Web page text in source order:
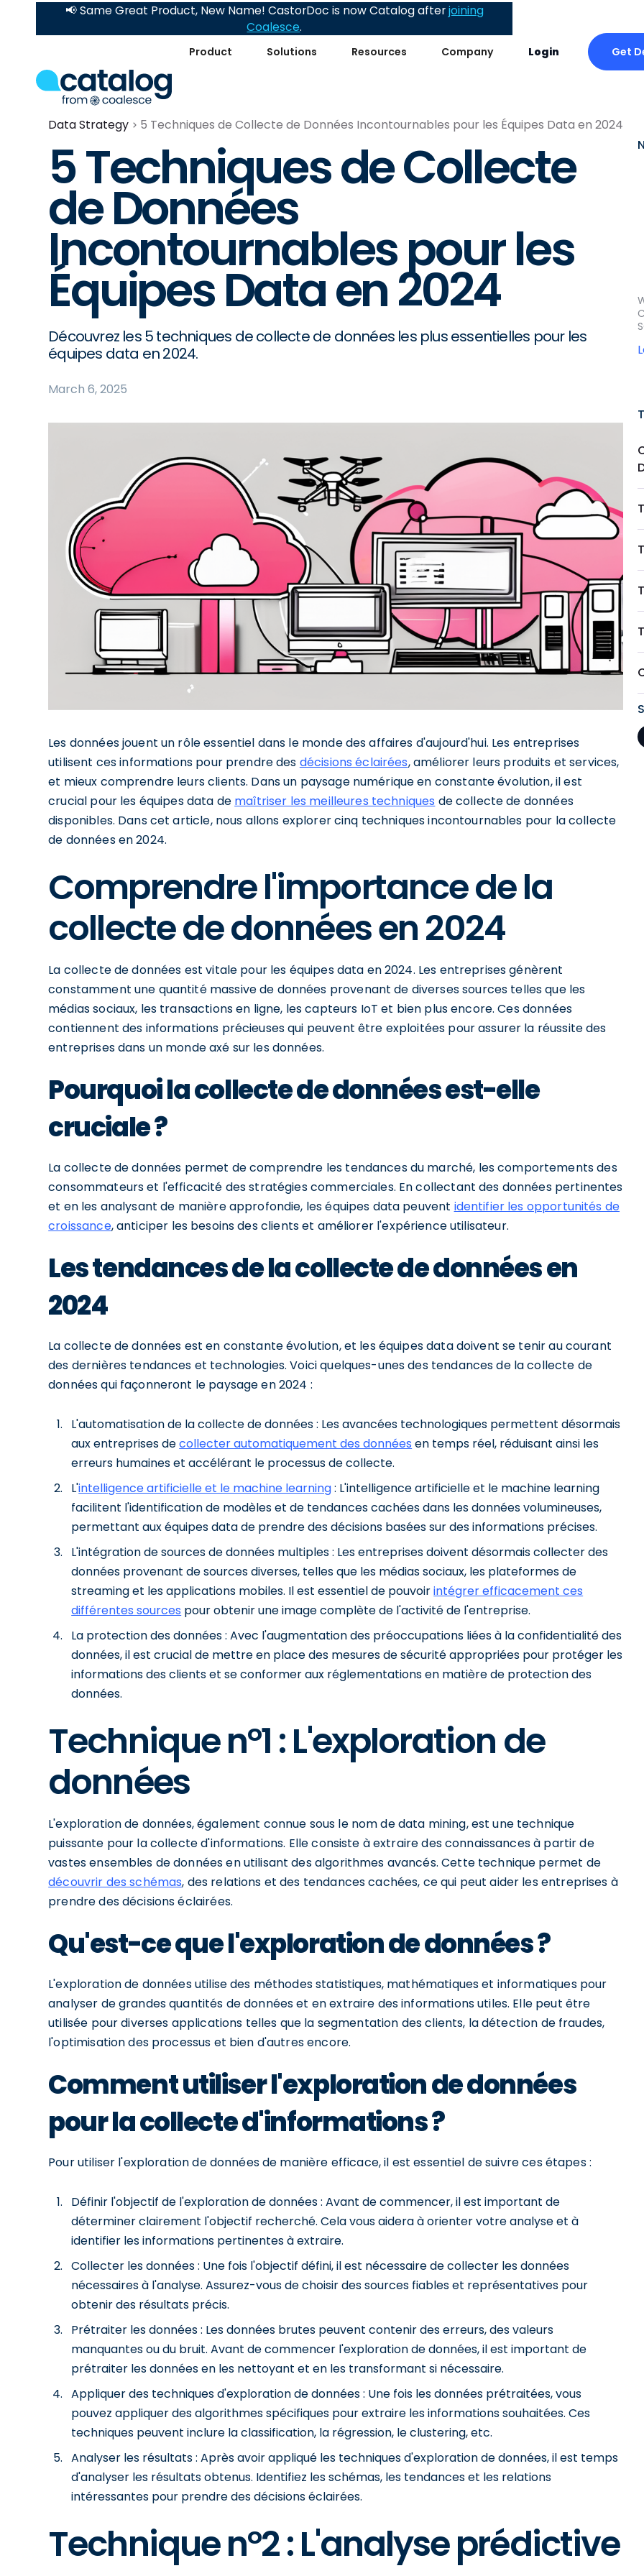
Product Solutions Resources Company Login Get
📢 Same Great Product, New Name! CastorDoc is now Catalog afterjoining
Coalesce.
Data Strategy 5 Techniques de Collecte de Données Incontournables pour les Équipes Data en 2024
5 Techniques de Collecte
de Données
Incontournables pour les
Équipes Data en 2024
Découvrez les 5 techniques de collecte de données les plus essentielles pour les
équipes data en 2024.
March 6, 2025
Les données jouent un rôle essentiel dans le monde des affaires d'aujourd'hui. Les entreprises
utilisent ces informations pour prendre des décisions éclairées, améliorer leurs produits et services,
et mieux comprendre leurs clients. Dans un paysage numérique en constante évolution, il est
crucial pour les équipes data de maîtriser les meilleures techniques de collecte de données
disponibles. Dans cet article, nous allons explorer cinq techniques incontournables pour la collecte
de données en 2024.
Comprendre l'importance de la
collecte de données en 2024
La collecte de données est vitale pour les équipes data en 2024. Les entreprises génèrent
constamment une quantité massive de données provenant de diverses sources telles que les
médias sociaux, les transactions en ligne, les capteurs IoT et bien plus encore. Ces données
contiennent des informations précieuses qui peuvent être exploitées pour assurer la réussite des
entreprises dans un monde axé sur les données.
Pourquoi la collecte de données est-elle
cruciale ?
La collecte de données permet de comprendre les tendances du marché, les comportements des
consommateurs et l'efficacité des stratégies commerciales. En collectant des données pertinentes
et en les analysant de manière approfondie, les équipes data peuvent identifier les opportunités de
croissance, anticiper les besoins des clients et améliorer l'expérience utilisateur.
Les tendances de la collecte de données en
2024
La collecte de données est en constante évolution, et les équipes data doivent se tenir au courant
des dernières tendances et technologies. Voici quelques-unes des tendances de la collecte de
données qui façonneront le paysage en 2024 :
L'automatisation de la collecte de données : Les avancées technologiques permettent désormais
aux entreprises decollecter automatiquement des données en temps réel, réduisant ainsi les
erreurs humaines et accélérant le processus de collecte.
L'intelligence artificielle et le machine learning: L'intelligence artificielle et le machine learning
facilitent l'identification de modèles et de tendances cachées dans les données volumineuses,
permettant aux équipes data de prendre des décisions basées sur des informations précises.
L'intégration de sources de données multiples : Les entreprises doivent désormais collecter des
données provenant de sources diverses, telles que les médias sociaux, les plateformes de
streaming et les applications mobiles. Il est essentiel de pouvoirintégrer efficacement ces
différentes sources pour obtenir une image complète de l'activité de l'entreprise.
La protection des données : Avec l'augmentation des préoccupations liées à la confidentialité des
données, il est crucial de mettre en place des mesures de sécurité appropriées pour protéger les
informations des clients et se conformer aux réglementations en matière de protection des
données.
Technique n°1 : L'exploration de
données
L'exploration de données, également connue sous le nom de data mining, est une technique
puissante pour la collecte d'informations. Elle consiste à extraire des connaissances à partir de
vastes ensembles de données en utilisant des algorithmes avancés. Cette technique permet de
découvrir des schémas, des relations et des tendances cachées, ce qui peut aider les entreprises à
prendre des décisions éclairées.
Qu'est-ce que l'exploration de données ?
L'exploration de données utilise des méthodes statistiques, mathématiques et informatiques pour
analyser de grandes quantités de données et en extraire des informations utiles. Elle peut être
utilisée pour diverses applications telles que la segmentation des clients, la détection de fraudes,
l'optimisation des processus et bien d'autres encore.
Comment utiliser l'exploration de données
pour la collecte d'informations ?
Pour utiliser l'exploration de données de manière efficace, il est essentiel de suivre ces étapes :
Définir l'objectif de l'exploration de données : Avant de commencer, il est important de
déterminer clairement l'objectif recherché. Cela vous aidera à orienter votre analyse et à
identifier les informations pertinentes à extraire.
Collecter les données : Une fois l'objectif défini, il est nécessaire de collecter les données
nécessaires à l'analyse. Assurez-vous de choisir des sources fiables et représentatives pour
obtenir des résultats précis.
Prétraiter les données : Les données brutes peuvent contenir des erreurs, des valeurs
manquantes ou du bruit. Avant de commencer l'exploration de données, il est important de
prétraiter les données en les nettoyant et en les transformant si nécessaire.
Appliquer des techniques d'exploration de données : Une fois les données prétraitées, vous
pouvez appliquer des algorithmes spécifiques pour extraire les informations souhaitées. Ces
techniques peuvent inclure la classification, la régression, le clustering, etc.
Analyser les résultats : Après avoir appliqué les techniques d'exploration de données, il est temps
d'analyser les résultats obtenus. Identifiez les schémas, les tendances et les relations
intéressantes pour prendre des décisions éclairées.
Technique n°2 : L'analyse prédictive